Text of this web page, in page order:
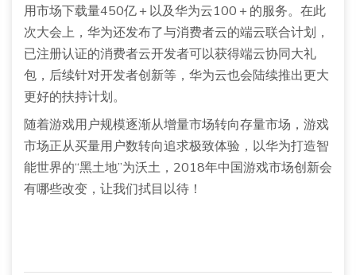
用市场下载量450亿＋以及华为云100＋的服务。在此
次大会上，华为还发布了与消费者云的端云联合计划，
已注册认证的消费者云开发者可以获得端云协同大礼
包，后续针对开发者创新等，华为云也会陆续推出更大
更好的扶持计划。
随着游戏用户规模逐渐从增量市场转向存量市场，游戏
市场正从买量用户数转向追求极致体验，以华为打造智
能世界的“黑土地”为沃土，2018年中国游戏市场创新会
有哪些改变，让我们拭目以待！